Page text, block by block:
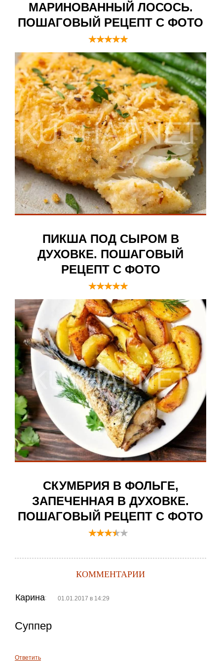
МАРИНОВАННЫЙ ЛОСОСЬ.
ПОШАГОВЫЙ РЕЦЕПТ С ФОТО
ПИКША ПОД СЫРОМ В
ДУХОВКЕ. ПОШАГОВЫЙ
РЕЦЕПТ С ФОТО
СКУМБРИЯ В ФОЛЬГЕ,
ЗАПЕЧЕННАЯ В ДУХОВКЕ.
ПОШАГОВЫЙ РЕЦЕПТ С ФОТО
КОММЕНТАРИИ
Карина: 01.01.2017 в 14:29
Суппер
Ответить